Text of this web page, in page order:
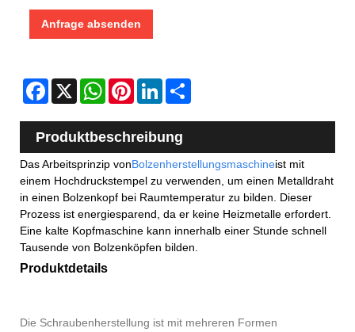
Anfrage absenden
Facebook
X WhatsAppPinterestLinkedIn
Produktbeschreibung
Das Arbeitsprinzip vonBolzenherstellungsmaschineist mit
einem Hochdruckstempel zu verwenden, um einen Metalldraht
in einen Bolzenkopf bei Raumtemperatur zu bilden. Dieser
Prozess ist energiesparend, da er keine Heizmetalle erfordert.
Eine kalte Kopfmaschine kann innerhalb einer Stunde schnell
Tausende von Bolzenköpfen bilden.
Produktdetails
Die Schraubenherstellung ist mit mehreren Formen